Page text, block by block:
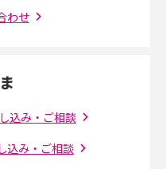
方法、投稿の仕方を解説
るとバレる？バレるケースや撮
わせ
込み・ご相談
込み・ご相談